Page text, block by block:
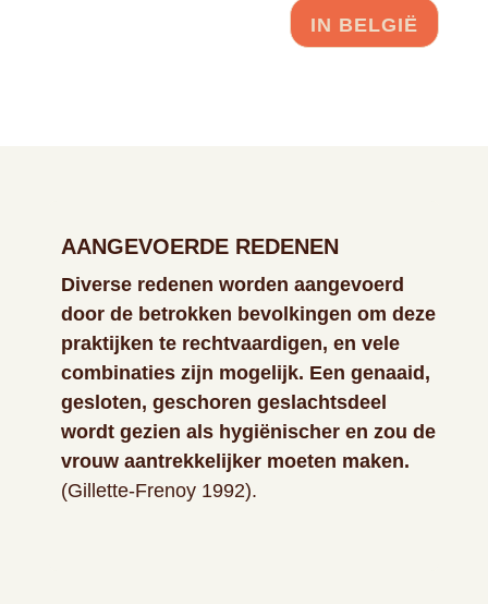
IN BELGIË
AANGEVOERDE REDENEN
Diverse redenen worden aangevoerd
door de betrokken bevolkingen om deze
praktijken te rechtvaardigen, en vele
combinaties zijn mogelijk. Een genaaid,
gesloten, geschoren geslachtsdeel
wordt gezien als hygiënischer en zou de
vrouw aantrekkelijker moeten maken.
(Gillette-Frenoy 1992).